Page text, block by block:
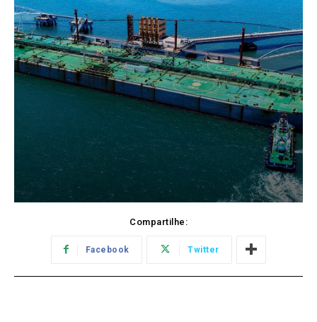
Compartilhe:
Facebook Twitter